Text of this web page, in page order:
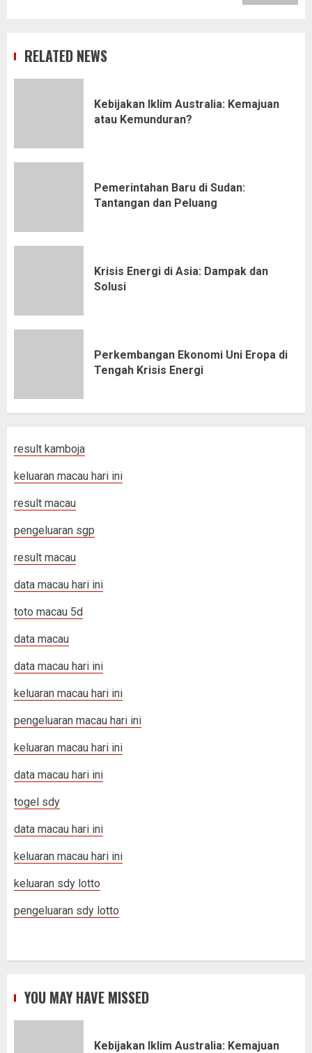
RELATED NEWS
Kebijakan Iklim Australia: Kemajuan
atau Kemunduran?
Pemerintahan Baru di Sudan:
Tantangan dan Peluang
Krisis Energi di Asia: Dampak dan
Solusi
Perkembangan Ekonomi Uni Eropa di
Tengah Krisis Energi
result kamboja
keluaran macau hari ini
result macau
pengeluaran sgp
result macau
data macau hari ini
toto macau 5d
data macau
data macau hari ini
keluaran macau hari ini
pengeluaran macau hari ini
keluaran macau hari ini
data macau hari ini
togel sdy
data macau hari ini
keluaran macau hari ini
keluaran sdy lotto
pengeluaran sdy lotto
YOU MAY HAVE MISSED
Kebijakan Iklim Australia: Kemajuan